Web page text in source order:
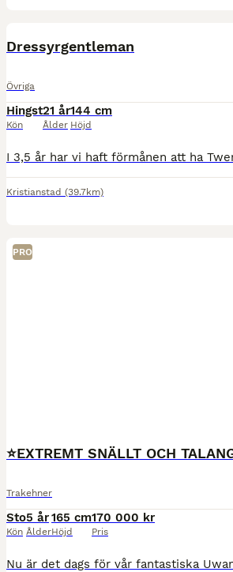
Dressyrgentleman
Övriga
Hingst
Kön
21 år
Ålder
144 cm
Höjd
Kristianstad (39.7km)
PRO
Trakehner
Sto
Kön
5 år
Ålder
165 cm
Höjd
170 000 kr
Pris